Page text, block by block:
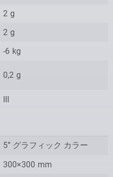
2 g
2 g
-6 kg
0,2 g
III
5” グラフィック カラー
300×300 mm